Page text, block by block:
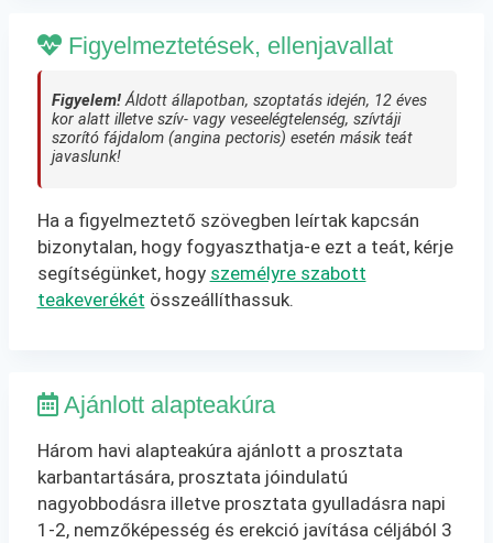
Figyelmeztetések, ellenjavallat
Figyelem!Áldott állapotban, szoptatás idején, 12 éves
kor alatt illetve szív- vagy veseelégtelenség, szívtáji
szorító fájdalom (angina pectoris) esetén másik teát
javaslunk!
Ha a figyelmeztető szövegben leírtak kapcsán
bizonytalan, hogy fogyaszthatja-e ezt a teát, kérje
segítségünket, hogy személyre szabott
teakeverékét összeállíthassuk.
Ajánlott alapteakúra
Három havi alapteakúra ajánlott a prosztata
karbantartására, prosztata jóindulatú
nagyobbodásra illetve prosztata gyulladásra napi
1-2, nemzőképesség és erekció javítása céljából 3